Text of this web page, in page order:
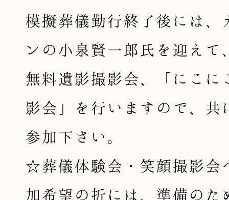
模擬葬儀勤行終了後には、
ンの小泉賢一郎氏を迎えて
無料遺影撮影会、「にこに
影会」を行いますので、共
参加下さい。
☆葬儀体験会・笑顔撮影会
加希望の折には、準備のた